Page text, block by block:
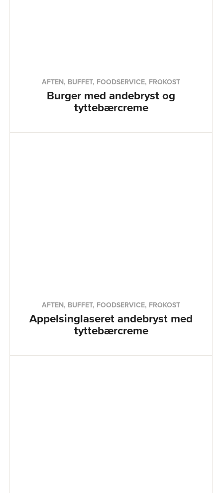
AFTEN, BUFFET, FOODSERVICE, FROKOST
Burger med andebryst og
tyttebærcreme
AFTEN, BUFFET, FOODSERVICE, FROKOST
Appelsinglaseret andebryst med
tyttebærcreme